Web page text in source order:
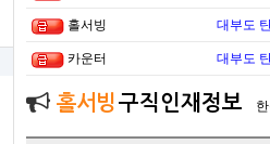
홀서빙 대부도
카운터 대부도
홀서빙 구직인재정보